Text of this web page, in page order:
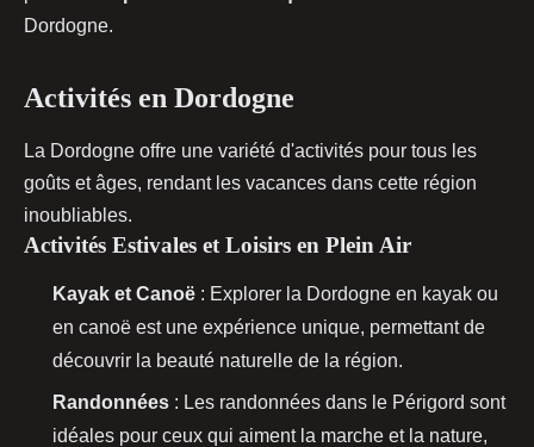
Dordogne.
Activités en Dordogne
La Dordogne offre une variété d'activités pour tous les
goûts et âges, rendant les vacances dans cette région
inoubliables.
Activités Estivales et Loisirs en Plein Air
Kayak et Canoë : Explorer la Dordogne en kayak ou
en canoë est une expérience unique, permettant de
découvrir la beauté naturelle de la région.
Randonnées : Les randonnées dans le Périgord sont
idéales pour ceux qui aiment la marche et la nature,